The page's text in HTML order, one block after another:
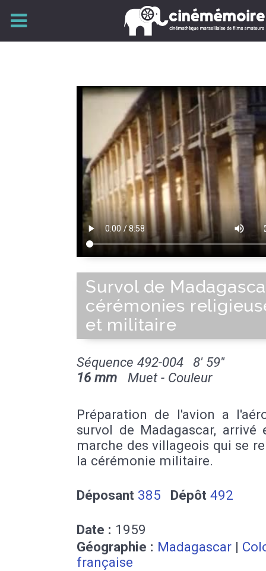
Survol de
cérémonies
et militaire
Séquence 492-004
8' 59''
16 mm Muet - Couleur
Préparation de l'avion a
survol de Madagascar, arrivé
marche des villageois qui se
la cérémonie militaire.
Déposant 385 Dépôt 492
Date : 1959
Géographie : Madagascar |
française